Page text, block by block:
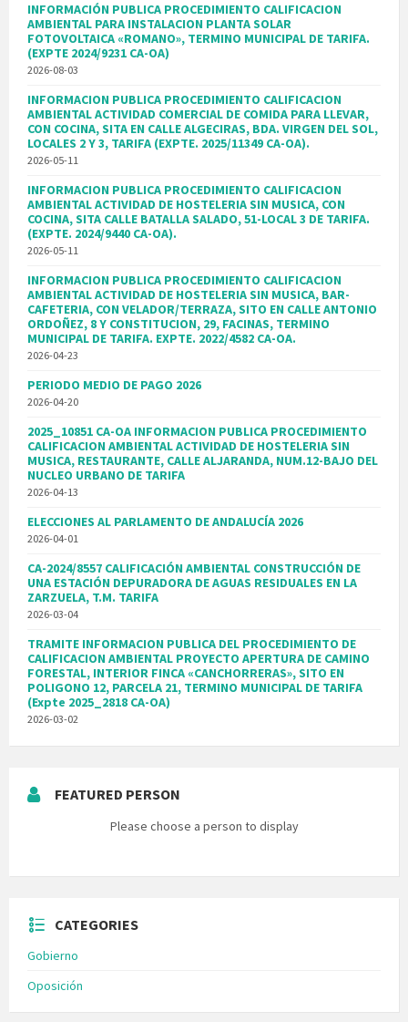
INFORMACIÓN PUBLICA PROCEDIMIENTO CALIFICACION
AMBIENTAL PARA INSTALACION PLANTA SOLAR
FOTOVOLTAICA «ROMANO», TERMINO MUNICIPAL DE TARIFA.
(EXPTE 2024/9231 CA-OA)
2026-08-03
INFORMACION PUBLICA PROCEDIMIENTO CALIFICACION
AMBIENTAL ACTIVIDAD COMERCIAL DE COMIDA PARA LLEVAR,
CON COCINA, SITA EN CALLE ALGECIRAS, BDA. VIRGEN DEL SOL,
LOCALES 2 Y 3, TARIFA (EXPTE. 2025/11349 CA-OA).
2026-05-11
INFORMACION PUBLICA PROCEDIMIENTO CALIFICACION
AMBIENTAL ACTIVIDAD DE HOSTELERIA SIN MUSICA, CON
COCINA, SITA CALLE BATALLA SALADO, 51-LOCAL 3 DE TARIFA.
(EXPTE. 2024/9440 CA-OA).
2026-05-11
INFORMACION PUBLICA PROCEDIMIENTO CALIFICACION
AMBIENTAL ACTIVIDAD DE HOSTELERIA SIN MUSICA, BAR-
CAFETERIA, CON VELADOR/TERRAZA, SITO EN CALLE ANTONIO
ORDOÑEZ, 8 Y CONSTITUCION, 29, FACINAS, TERMINO
MUNICIPAL DE TARIFA. EXPTE. 2022/4582 CA-OA.
2026-04-23
PERIODO MEDIO DE PAGO 2026
2026-04-20
2025_10851 CA-OA INFORMACION PUBLICA PROCEDIMIENTO
CALIFICACION AMBIENTAL ACTIVIDAD DE HOSTELERIA SIN
MUSICA, RESTAURANTE, CALLE ALJARANDA, NUM.12-BAJO DEL
NUCLEO URBANO DE TARIFA
2026-04-13
ELECCIONES AL PARLAMENTO DE ANDALUCÍA 2026
2026-04-01
CA-2024/8557 CALIFICACIÓN AMBIENTAL CONSTRUCCIÓN DE
UNA ESTACIÓN DEPURADORA DE AGUAS RESIDUALES EN LA
ZARZUELA, T.M. TARIFA
2026-03-04
TRAMITE INFORMACION PUBLICA DEL PROCEDIMIENTO DE
CALIFICACION AMBIENTAL PROYECTO APERTURA DE CAMINO
FORESTAL, INTERIOR FINCA «CANCHORRERAS», SITO EN
POLIGONO 12, PARCELA 21, TERMINO MUNICIPAL DE TARIFA
(Expte 2025_2818 CA-OA)
2026-03-02
FEATURED PERSON
Please choose a person to display
CATEGORIES
Gobierno
Oposición